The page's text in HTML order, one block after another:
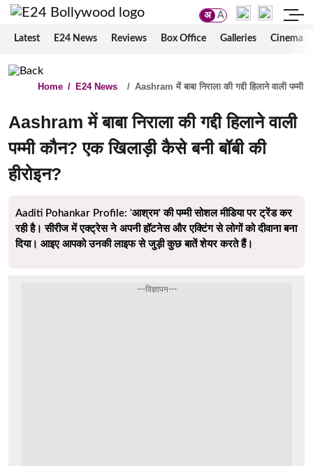
अ A
Latest E24 News Reviews Box Office Galleries Cinema
Home / E24 News / Aashram में बाबा निराला की गद्दी हिलाने वाली
Aashram में बाबा निराला की गद्दी हिलाने वाली
पम्मी कौन? एक खिलाड़ी कैसे बनी बॉबी की
हीरोइन?
Aaditi Pohankar Profile: 'आश्रम' की पम्मी सोशल मीडिया पर ट्रेंड कर
रही है। सीरीज में एक्ट्रेस ने अपनी हॉटनेस और एक्टिंग से लोगों को दीवाना बना
दिया। आइए आपको उनकी लाइफ से जुड़ी कुछ बातें शेयर करते हैं।
---विज्ञापन---